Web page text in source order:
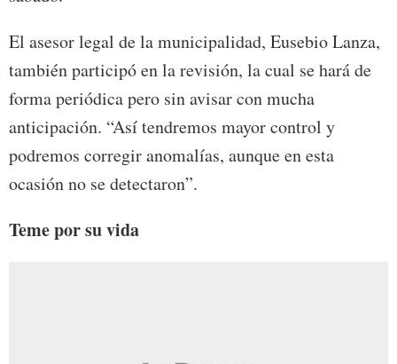
El asesor legal de la municipalidad, Eusebio Lanza,
también participó en la revisión, la cual se hará de
forma periódica pero sin avisar con mucha
anticipación. “Así tendremos mayor control y
podremos corregir anomalías, aunque en esta
ocasión no se detectaron”.
Teme por su vida